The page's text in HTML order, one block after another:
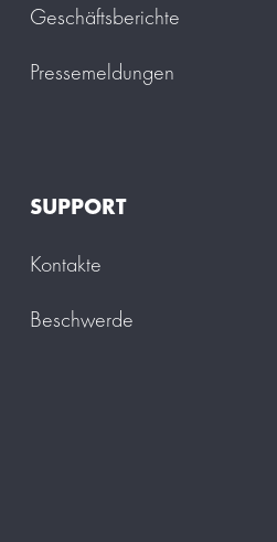
Geschäftsberichte
Pressemeldungen
SUPPORT
Kontakte
Beschwerde